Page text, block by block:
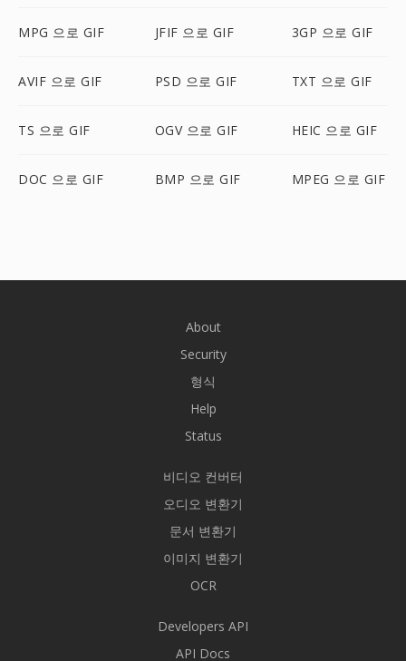
MPG 으로 GIF JFIF 으로 GIF 3GP 으로 GIF
AVIF 으로 GIF PSD 으로 GIF TXT 으로 GIF
TS 으로 GIF OGV 으로 GIF HEIC 으로 GIF
DOC 으로 GIF BMP 으로 GIF MPEG 으로 GIF
About
Security
형식
Help
Status
비디오 컨버터
오디오 변환기
문서 변환기
이미지 변환기
OCR
Developers API
API Docs